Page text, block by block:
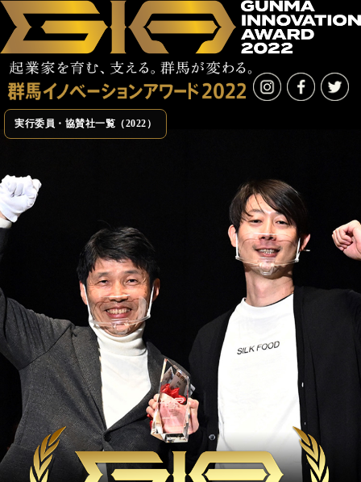
ファイナルステージの模様
受賞者紹介
GIAとは ABOUT
ニュース NEWS
アーカイブ ARCHIVE
海外研修ツアーレポート REPORT
実行委員・協賛社一覧（2022）